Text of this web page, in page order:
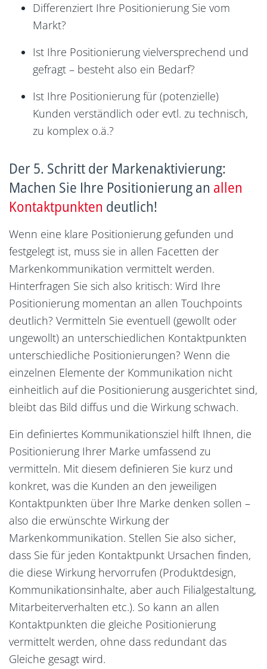
Differenziert Ihre Positionierung Sie vom
Markt?
Ist Ihre Positionierung vielversprechend und
gefragt – besteht also ein Bedarf?
Ist Ihre Positionierung für (potenzielle)
Kunden verständlich oder evtl. zu technisch,
zu komplex o.ä.?
Der 5. Schritt der Markenaktivierung:
Machen Sie Ihre Positionierung an allen
Kontaktpunkten deutlich!
Wenn eine klare Positionierung gefunden und
festgelegt ist, muss sie in allen Facetten der
Markenkommunikation vermittelt werden.
Hinterfragen Sie sich also kritisch: Wird Ihre
Positionierung momentan an allen Touchpoints
deutlich? Vermitteln Sie eventuell (gewollt oder
ungewollt) an unterschiedlichen Kontaktpunkten
unterschiedliche Positionierungen? Wenn die
einzelnen Elemente der Kommunikation nicht
einheitlich auf die Positionierung ausgerichtet sind,
bleibt das Bild diffus und die Wirkung schwach.
Ein definiertes Kommunikationsziel hilft Ihnen, die
Positionierung Ihrer Marke umfassend zu
vermitteln. Mit diesem definieren Sie kurz und
konkret, was die Kunden an den jeweiligen
Kontaktpunkten über Ihre Marke denken sollen –
also die erwünschte Wirkung der
Markenkommunikation. Stellen Sie also sicher,
dass Sie für jeden Kontaktpunkt Ursachen finden,
die diese Wirkung hervorrufen (Produktdesign,
Kommunikationsinhalte, aber auch Filialgestaltung,
Mitarbeiterverhalten etc.). So kann an allen
Kontaktpunkten die gleiche Positionierung
vermittelt werden, ohne dass redundant das
Gleiche gesagt wird.